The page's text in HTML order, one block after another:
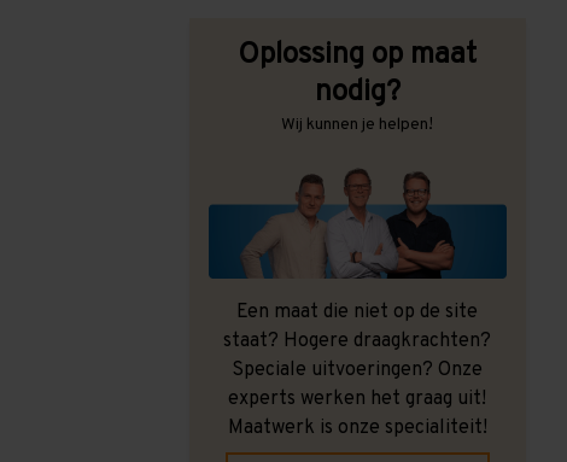
Oplossing op maat
nodig?
Wij kunnen je helpen!
Een maat die niet op de site
staat? Hogere draagkrachten?
Speciale uitvoeringen? Onze
experts werken het graag uit!
Maatwerk is onze specialiteit!